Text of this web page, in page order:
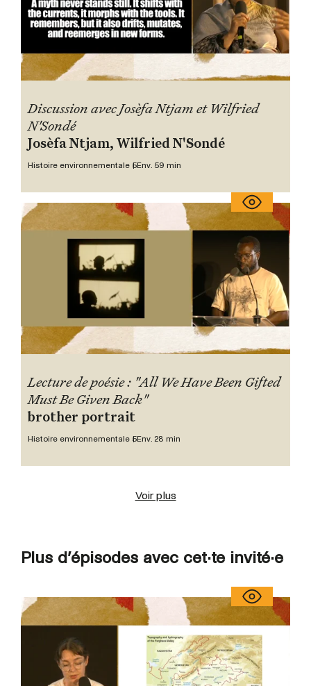
Discussion avec Josèfa Ntjam et Wilfried
N'Sondé
Josèfa Ntjam, Wilfried N'Sondé
Histoire environnementale 5Env. 59 min
Lecture de poésie : "All We Have Been Gifted
Must Be Given Back"
brother portrait
Histoire environnementale 5Env. 28 min
Voir plus
Plus d’épisodes avec cet·te invité·e